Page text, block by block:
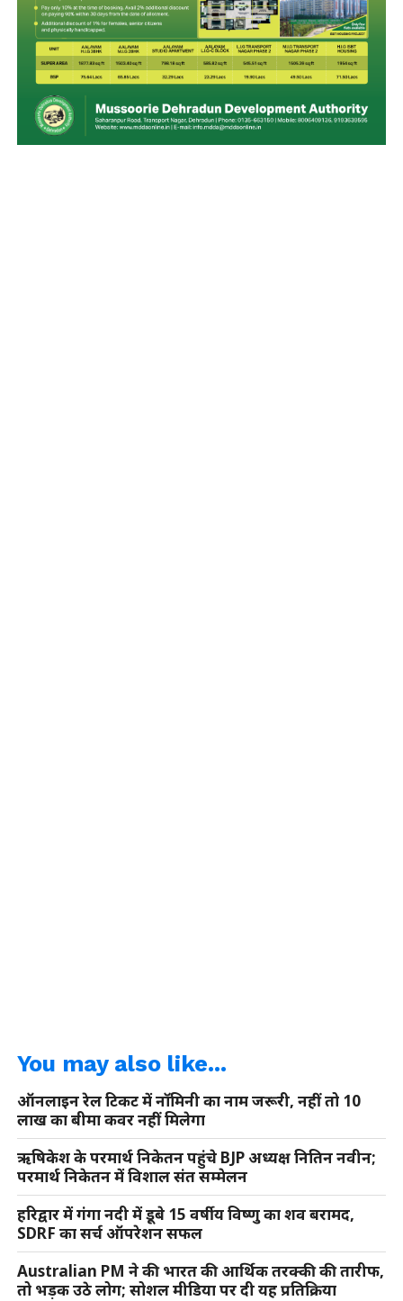
You may also like...
ऑनलाइन रेल टिकट में नॉमिनी का नाम जरूरी, नहीं तो 10
लाख का बीमा कवर नहीं मिलेगा
ऋषिकेश के परमार्थ निकेतन पहुंचे BJP अध्यक्ष नितिन नवीन;
परमार्थ निकेतन में विशाल संत सम्मेलन
हरिद्वार में गंगा नदी में डूबे 15 वर्षीय विष्णु का शव बरामद,
SDRF का सर्च ऑपरेशन सफल
Australian PM ने की भारत की आर्थिक तरक्की की तारीफ,
तो भड़क उठे लोग; सोशल मीडिया पर दी यह प्रतिक्रिया